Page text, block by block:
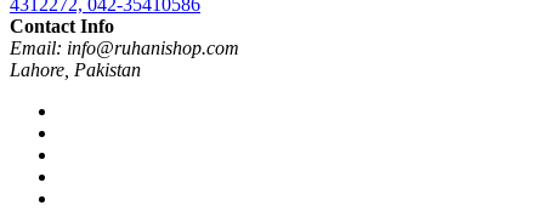
Contact Info
Email: info@ruhanishop.com
Lahore, Pakistan